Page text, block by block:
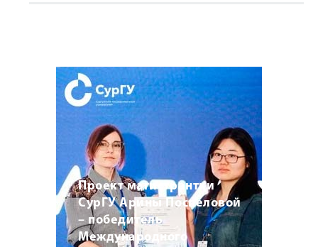
Проект магистрантки
СурГУ Арины Поспеловой
– победитель
Международного